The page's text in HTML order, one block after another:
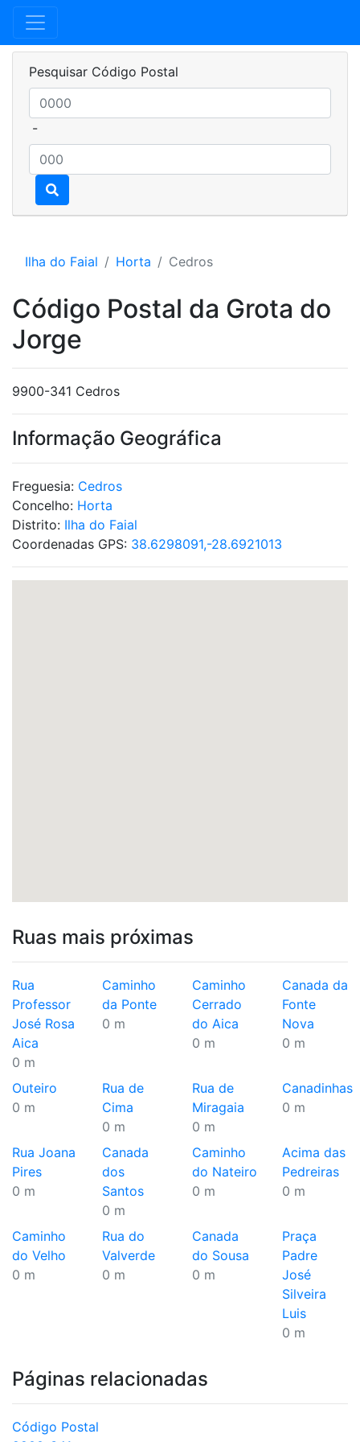
Pesquisar Código Postal
-
Ilha do Faial Horta Cedros
Código Postal da Grota do
Jorge
9900-341 Cedros
Informação Geográfica
Freguesia: Cedros
Concelho: Horta
Distrito: Ilha do Faial
Coordenadas GPS: 38.6298091,-28.6921013
Ruas mais próximas
Rua
Professor
José Rosa
Aica
0 m
Caminho
da Ponte
0 m
Caminho
Cerrado
do Aica
0 m
Canada da
Fonte
Nova
0 m
Outeiro
0 m
Rua de
Cima
0 m
Rua de
Miragaia
0 m
Canadinhas
0 m
Rua Joana
Pires
0 m
Canada
dos
Santos
0 m
Caminho
do Nateiro
0 m
Acima das
Pedreiras
0 m
Caminho
do Velho
0 m
Rua do
Valverde
0 m
Canada
do Sousa
0 m
Praça
Padre
José
Silveira
Luis
0 m
Páginas relacionadas
Código Postal